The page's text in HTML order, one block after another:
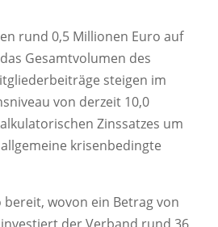
rund 0,5 Millionen Euro auf
Gesamtvolumen des
steigen im
von derzeit 10,0
Zinssatzes um
krisenbedingte
wovon ein Betrag von